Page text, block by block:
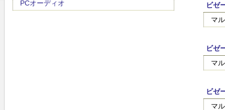
PCオーディオ
ビゼ
マ
ビゼ
マ
ビゼ
マ